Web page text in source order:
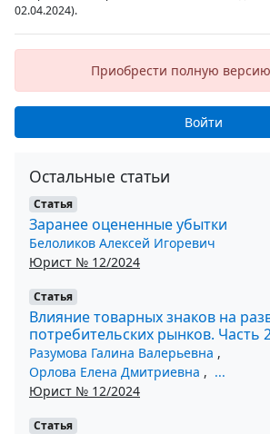
02.04.2024).
Приобрести полную версию
Войти
Остальные статьи
Статья
Заранее оцененные убытки
Белоликов Алексей Игоревич
Юрист № 12/2024
Статья
Влияние товарных знаков на
потребительских рынков. Часть
Разумова Галина Валерьевна ,
Орлова Елена Дмитриевна , ...
Юрист № 12/2024
Статья